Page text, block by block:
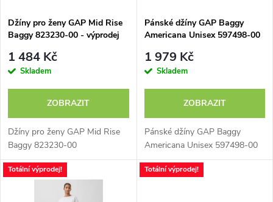
p
r
o
d
u
k
s
p
r
d
u
Džíny pro ženy GAP Mid Rise
Baggy 823230-00 - výprodej
1 484 Kč
Skladem
ZOBRAZIT
Džíny pro ženy GAP Mid Rise
Baggy 823230-00
Pánské džíny GAP Baggy
Americana Unisex 597498-00
1 979 Kč
Skladem
ZOBRAZIT
Pánské džíny GAP Baggy
Americana Unisex 597498-00
Totální výprodej! Totální výprodej!